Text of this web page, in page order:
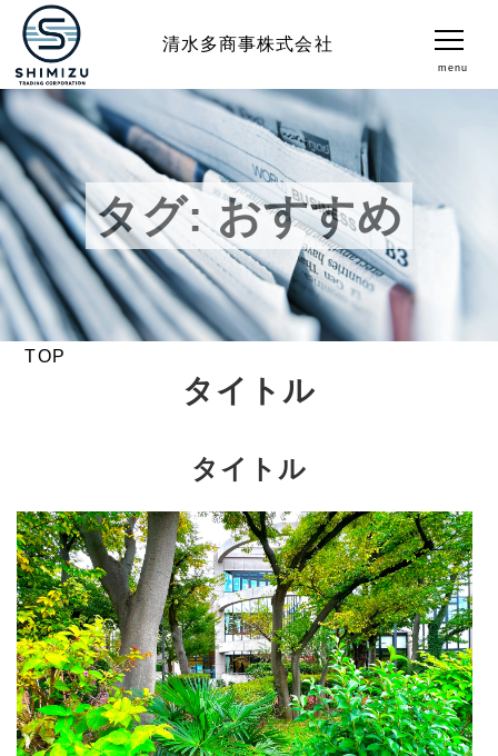
清水多商事株式会社
menu
会社案内
ニュース
お問合せ
TEL
タグ:おすすめ
TOP
タイトル
タイトル